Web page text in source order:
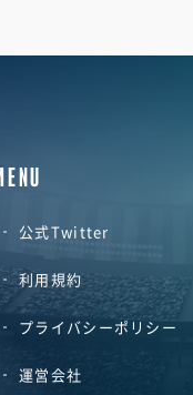
公式Twitter
利用規約
プライバシーポリシー
運営会社